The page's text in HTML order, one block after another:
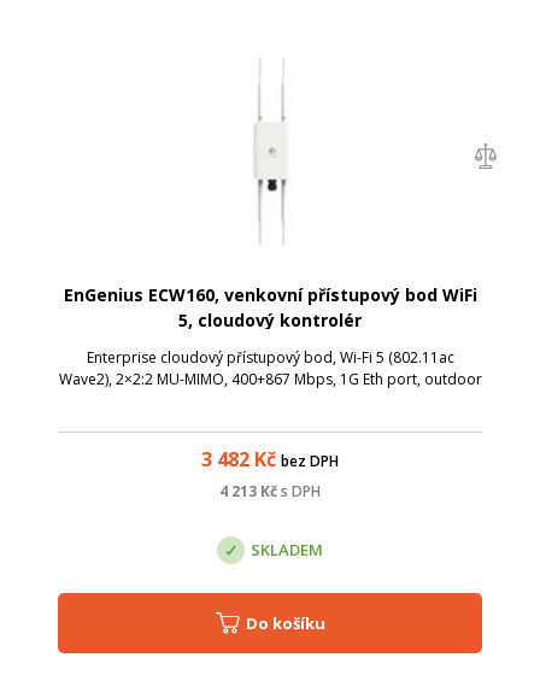
EnGenius ECW160, venkovní přístupový bod WiFi
5, cloudový kontrolér
Enterprise cloudový přístupový bod, Wi-Fi 5 (802.11ac
Wave2), 2×2:2 MU-MIMO, 400+867 Mbps, 1G Eth port, outdoor
3 482 Kč bez DPH
4 213 Kčs DPH
SKLADEM
Do košíku